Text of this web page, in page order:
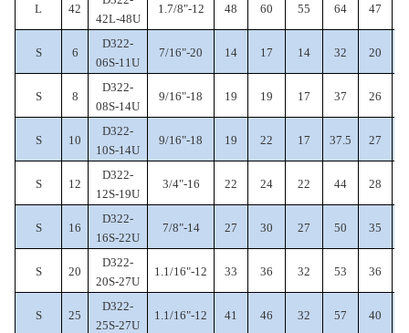
L 42
42L-48U
1.7/8"-12 48 60 55 64 47
S 6
D322-
06S-11U
7/16"-20 14 17 14 32 20
S 8
D322-
08S-14U
9/16"-18 19 19 17 37 26
S 10
D322-
10S-14U
9/16"-18 19 22 17 37.5 27
S 12
D322-
12S-19U
3/4"-16 22 24 22 44 28
S 16
D322-
16S-22U
7/8"-14 27 30 27 50 35
S 20
D322-
20S-27U
1.1/16"-12 33 36 32 53 36
S 25
D322-
25S-27U
1.1/16"-12 41 46 32 57 40